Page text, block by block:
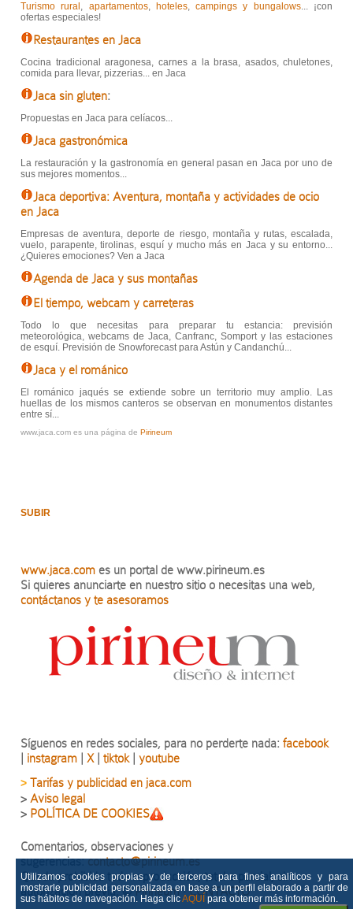
Turismo rural , apartamentos, hoteles,campings y bungalows... ¡con
ofertas especiales!
Restaurantes en Jaca
Cocina tradicional aragonesa, carnes a la brasa, asados, chuletones,
comida para llevar, pizzerias... en Jaca
Jaca sin gluten:
Propuestas en Jaca para celíacos...
Jaca gastronómica
La restauración y la gastronomía en general pasan en Jaca por uno de
sus mejores momentos...
Jaca deportiva: Aventura, montaña y actividades de ocio
en Jaca
Empresas de aventura, deporte de riesgo, montaña y rutas, escalada,
vuelo, parapente, tirolinas, esquí y mucho más en Jaca y su entorno...
¿Quieres emociones? Ven a Jaca
Agenda de Jaca y sus montañas
El tiempo, webcam y carreteras
Todo lo que necesitas para preparar tu estancia: previsión
meteorológica, webcams de Jaca, Canfranc, Somport y las estaciones
de esquí. Previsión de Snowforecast para Astún y Candanchú...
Jaca y el románico
El románico jaqués se extiende sobre un territorio muy amplio. Las
huellas de los mismos canteros se observan en monumentos distantes
entre sí...
www.jaca.com es una página de Pirineum
SUBIR
www.jaca.com es un portal de www.pirineum.es
Si quieres anunciarte en nuestro sitio o necesitas una web,
contáctanos y te asesoramos
Síguenos en redes sociales, para no perderte nada: facebook
instagram X| tiktok| youtube
> Tarifas y publicidad en jaca.com
> Aviso legal
> POLÍTICA DE COOKIES
Comentarios, observaciones y
sugerencias:contacto@pirineum.es
Queda prohibida toda reproducción, total o parcial, sin
autorización previa. ©Pirineum·CONTACTO
Utilizamos cookies propias y de terceros para fines analíticos y para
mostrarle publicidad personalizada en base a un perfil elaborado a partir de
sus hábitos de navegación. Haga clicAQUÍ para obtener más información.